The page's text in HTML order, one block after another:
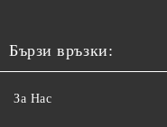
Бързи връзки:
За Нас